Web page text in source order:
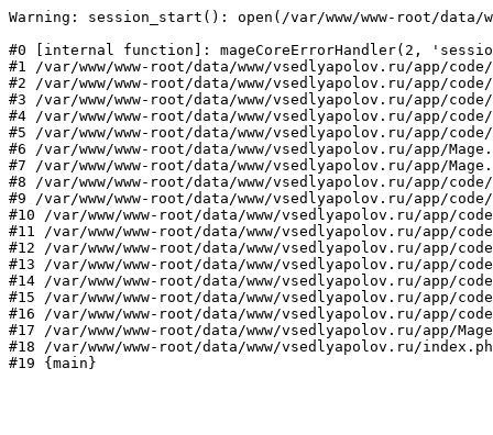
Warning: session_start(): open(/var/www/www-root/data/
#0 [internal function]: mageCoreErrorHandler(2,
#1 /var/www/www-root/data/www/vsedlyapolov.ru/app/
#2 /var/www/www-root/data/www/vsedlyapolov.ru/app/
#3 /var/www/www-root/data/www/vsedlyapolov.ru/app/
#4 /var/www/www-root/data/www/vsedlyapolov.ru/app/
#5 /var/www/www-root/data/www/vsedlyapolov.ru/app/
#6 /var/www/www-root/data/www/vsedlyapolov.ru/app/
#7 /var/www/www-root/data/www/vsedlyapolov.ru/app/
#8 /var/www/www-root/data/www/vsedlyapolov.ru/app/
#9 /var/www/www-root/data/www/vsedlyapolov.ru/app/
#10 /var/www/www-root/data/www/vsedlyapolov.ru/app/
#11 /var/www/www-root/data/www/vsedlyapolov.ru/app/
#12 /var/www/www-root/data/www/vsedlyapolov.ru/app/
#13 /var/www/www-root/data/www/vsedlyapolov.ru/app/
#14 /var/www/www-root/data/www/vsedlyapolov.ru/app/
#15 /var/www/www-root/data/www/vsedlyapolov.ru/app/
#16 /var/www/www-root/data/www/vsedlyapolov.ru/app/
#17 /var/www/www-root/data/www/vsedlyapolov.ru/app/
#18 /var/www/www-root/data/www/vsedlyapolov.ru/
#19 {main}